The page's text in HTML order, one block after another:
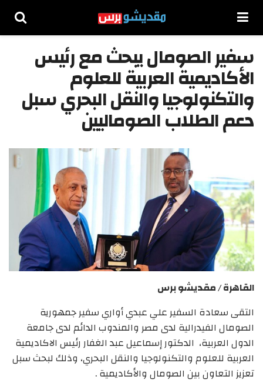
سفير الصومال يبحث مع رئيس
الأكاديمية العربية للعلوم
والتكنولوجيا والنقل البحري سبل
دعم الطلاب الصوماليين
القاهرة / مقديشو برس
التقى سعادة السفير علي عبدي أواري سفير جمهورية
الصومال الفيدرالية لدى مصر والمندوب الدائم لدى جامعة
الدول العربية، الدكتور إسماعيل عبد الغفار رئيس الاكاديمية
العربية للعلوم والتكنولوجيا والنقل البحري، وذلك لبحث سبل
تعزيز التعاون بين الصومال والأكاديمية .